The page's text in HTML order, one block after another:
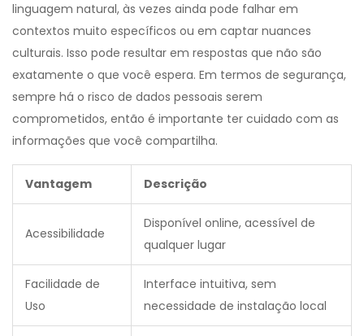
linguagem natural, às vezes ainda pode falhar em
contextos muito específicos ou em captar nuances
culturais. Isso pode resultar em respostas que não são
exatamente o que você espera. Em termos de segurança,
sempre há o risco de dados pessoais serem
comprometidos, então é importante ter cuidado com as
informações que você compartilha.
Vantagem Descrição
Acessibilidade
Disponível online, acessível de
qualquer lugar
Facilidade de
Uso
Interface intuitiva, sem
necessidade de instalação local